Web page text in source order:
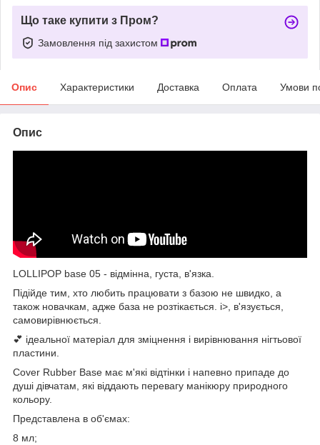
Що таке купити з Пром?
Замовлення під захистом
Опис Характеристики Доставка Оплата Умови
Опис
LOLLIPOP base 05 - відмінна, густа, в'язка.
Підійде тим, хто любить працювати з базою не швидко, а
також новачкам, адже база не розтікається. i>, в'язується,
самовирівнюється.
💕 ідеальної матеріал для зміцнення і вирівнювання нігтьової
пластини.
Cover Rubber Base має м'які відтінки і напевно припаде до
душі дівчатам, які віддають перевагу манікюру природного
кольору.
Представлена в об'ємах:
8 мл;